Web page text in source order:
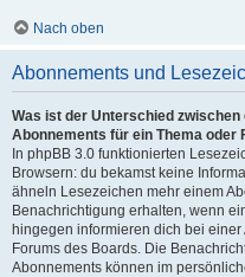
Nach oben
Abonnements und
Was ist der Unterschied
Abonnements für ein Thema oder
In phpBB 3.0 funktionierten
Browsern: du bekamst keine
ähneln Lesezeichen mehr einem
Benachrichtigung erhalten, wenn
hingegen informieren dich bei
Forums des Boards. Die
Abonnements können im